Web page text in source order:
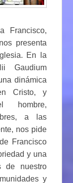
Francisco,
presenta
En la
Gaudium
dinámica
Cristo, y
hombre,
a las
nos pide
Francisco
y una
de nuestro
y